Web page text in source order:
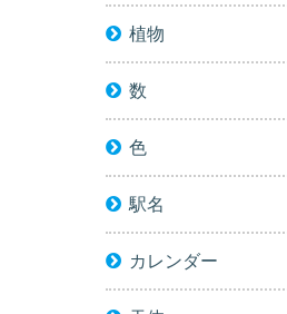
植物
数
色
駅名
カレンダー